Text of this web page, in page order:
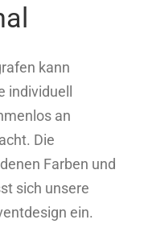
kann
individuell
an
Die
Farben und
sich unsere
ein.